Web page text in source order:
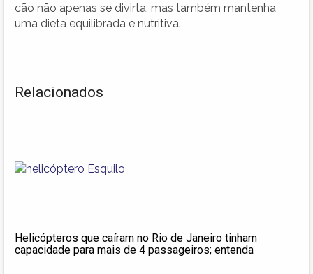
cão não apenas se divirta, mas também mantenha
uma dieta equilibrada e nutritiva.
Relacionados
Helicópteros que caíram no Rio de Janeiro tinham
capacidade para mais de 4 passageiros; entenda